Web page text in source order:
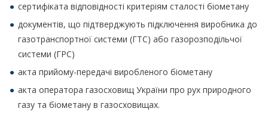
сертифіката відповідності критеріям сталості біометану
документів, що підтверджують підключення виробника до
газотранспортної системи (ГТС) або газорозподільчої
системи (ГРС)
акта прийому-передачі виробленого біометану
акта оператора газосховищ України про рух природного
газу та біометану в газосховищах.